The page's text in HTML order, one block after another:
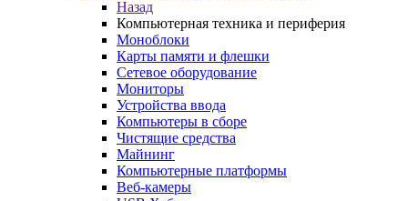
Назад
Компьютерная техника и периферия
Моноблоки
Карты памяти и флешки
Сетевое оборудование
Мониторы
Устройства ввода
Компьютеры в сборе
Чистящие средства
Майнинг
Компьютерные платформы
Веб-камеры